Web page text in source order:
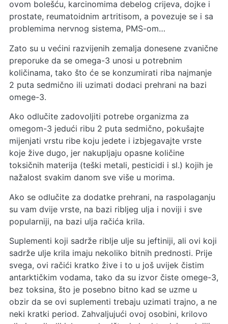
ovom bolešću, karcinomima debelog crijeva, dojke i
prostate, reumatoidnim artritisom, a povezuje se i sa
problemima nervnog sistema, PMS-om…
Zato su u većini razvijenih zemalja donesene zvanične
preporuke da se omega-3 unosi u potrebnim
količinama, tako što će se konzumirati riba najmanje
2 puta sedmično ili uzimati dodaci prehrani na bazi
omege-3.
Ako odlučite zadovoljiti potrebe organizma za
omegom-3 jedući ribu 2 puta sedmično, pokušajte
mijenjati vrstu ribe koju jedete i izbjegavajte vrste
koje žive dugo, jer nakupljaju opasne količine
toksičnih materija (teški metali, pesticidi i sl.) kojih je
nažalost svakim danom sve više u morima.
Ako se odlučite za dodatke prehrani, na raspolaganju
su vam dvije vrste, na bazi ribljeg ulja i noviji i sve
popularniji, na bazi ulja račića krila.
Suplementi koji sadrže riblje ulje su jeftiniji, ali ovi koji
sadrže ulje krila imaju nekoliko bitnih prednosti. Prije
svega, ovi račići kratko žive i to u još uvijek čistim
antarktičkim vodama, tako da su izvor čiste omege-3,
bez toksina, što je posebno bitno kad se uzme u
obzir da se ovi suplementi trebaju uzimati trajno, a ne
neki kratki period. Zahvaljujući ovoj osobini, krilovo